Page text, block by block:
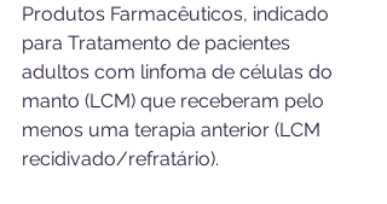
Produtos Farmacêuticos, indicado
para Tratamento de pacientes
adultos com linfoma de células do
manto (LCM) que receberam pelo
menos uma terapia anterior (LCM
recidivado/refratário).